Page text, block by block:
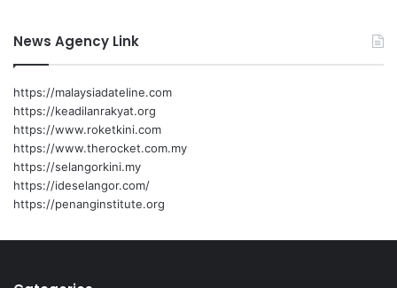
g
s
u
n
g
m
e
r
i
News Agency Link
https://malaysiadateline.com
https://keadilanrakyat.org
https://www.roketkini.com
https://www.therocket.com.my
https://selangorkini.my
https://ideselangor.com/
https://penanginstitute.org